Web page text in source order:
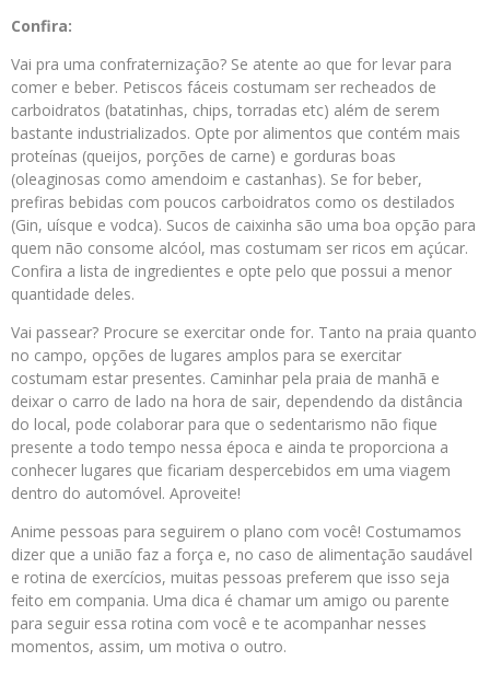
Confira:
Vai pra uma confraternização? Se atente ao que for levar para
comer e beber. Petiscos fáceis costumam ser recheados de
carboidratos (batatinhas, chips, torradas etc) além de serem
bastante industrializados. Opte por alimentos que contém mais
proteínas (queijos, porções de carne) e gorduras boas
(oleaginosas como amendoim e castanhas). Se for beber,
prefiras bebidas com poucos carboidratos como os destilados
(Gin, uísque e vodca). Sucos de caixinha são uma boa opção para
quem não consome alcóol, mas costumam ser ricos em açúcar.
Confira a lista de ingredientes e opte pelo que possui a menor
quantidade deles.
Vai passear? Procure se exercitar onde for. Tanto na praia quanto
no campo, opções de lugares amplos para se exercitar
costumam estar presentes. Caminhar pela praia de manhã e
deixar o carro de lado na hora de sair, dependendo da distância
do local, pode colaborar para que o sedentarismo não fique
presente a todo tempo nessa época e ainda te proporciona a
conhecer lugares que ficariam despercebidos em uma viagem
dentro do automóvel. Aproveite!
Anime pessoas para seguirem o plano com você! Costumamos
dizer que a união faz a força e, no caso de alimentação saudável
e rotina de exercícios, muitas pessoas preferem que isso seja
feito em compania. Uma dica é chamar um amigo ou parente
para seguir essa rotina com você e te acompanhar nesses
momentos, assim, um motiva o outro.